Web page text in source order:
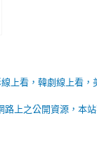
上看，韓劇線上看
路上之公開資源，本